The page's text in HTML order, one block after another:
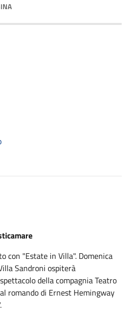
con "Estate in Villa". Domenica
Sandroni ospiterà
della compagnia Teatro
romando di Ernest Hemingway